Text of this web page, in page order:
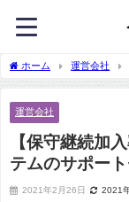
ホーム 運営会社
ポートセンターとは？
運営会社
【保守継続加
テムのサポー
2021年2月26日 2021